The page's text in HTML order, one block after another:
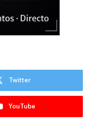
Twitter
YouTube